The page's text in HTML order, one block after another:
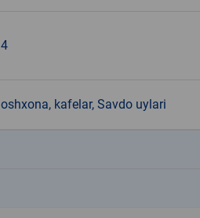
4
oshxona, kafelar, Savdo uylari